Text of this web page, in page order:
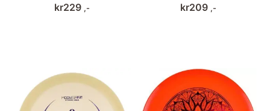
kr229 ,- kr209 ,-